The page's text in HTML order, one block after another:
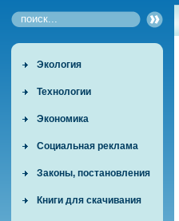
Экология
Технологии
Экономика
Социальная реклама
Законы, постановления
Книги для скачивания